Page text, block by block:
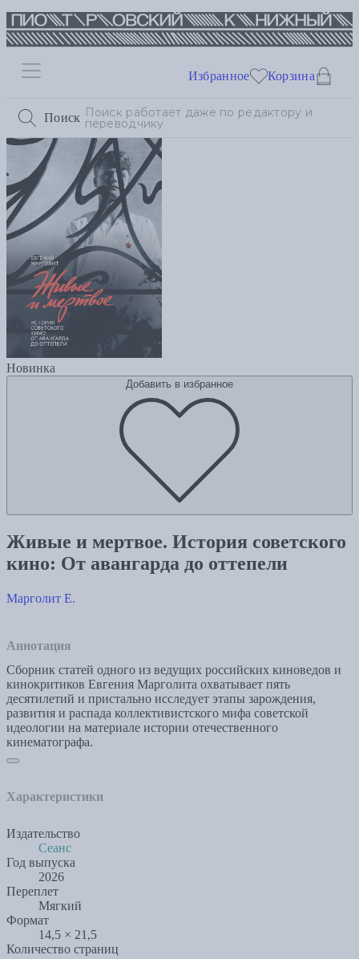
Поиск
Избранное Корзина
Новинка
Добавить в избранное
Живые и мертвое. История советского
кино: От авангарда до оттепели
Марголит Е.
Аннотация
Сборник статей одного из ведущих российских киноведов и
кинокритиков Евгения Марголита охватывает пять
десятилетий и пристально исследует этапы зарождения,
развития и распада коллективистского мифа советской
идеологии на материале истории отечественного
кинематографа.
Характеристики
Издательство
Сеанс
Год выпуска
2026
Переплет
Мягкий
Формат
14,5 × 21,5
Количество страниц